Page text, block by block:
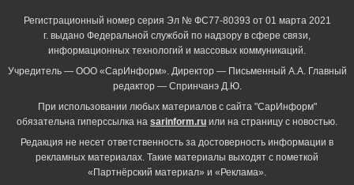
Регистрационный номер серия Эл № ФС77-80393 от 01 марта 2021
г. выдано Федеральной службой по надзору в сфере связи,
информационных технологий и массовых коммуникаций.
Учредитель — ООО «СарИнформ». Директор — Письменный А.А. Главный
редактор — Спринчанэ Д.Ю.
При использовании любых материалов с сайта "СарИнформ"
обязательна гиперссылка на sarinform.ru или на страницу с новостью.
Редакция не несет ответственность за достоверность информации в
рекламных материалах. Такие материалы выходят с пометкой
«Партнёрский материал» и «Реклама».